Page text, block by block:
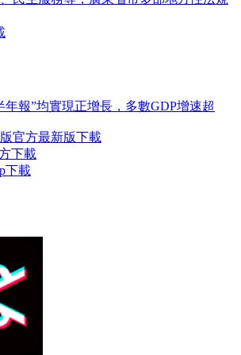
年報”均實現正增長，多數GDP增速超
官方最新版下載
下載
下載